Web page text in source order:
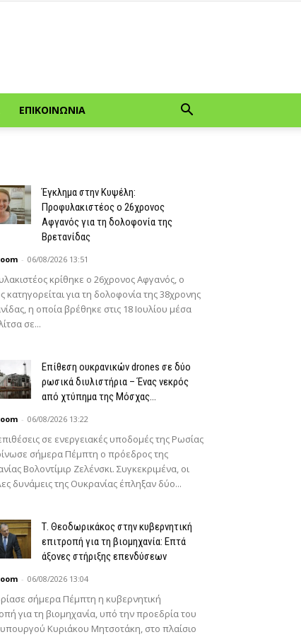
ΕΠΙΚΟΙΝΩΝΊΑ
Έγκλημα στην Κυψέλη:
Προφυλακιστέος ο 26χρονος
Αφγανός για τη δολοφονία της
Βρετανίδας
- 06/08/2026 13:51
κρίθηκε ο 26χρονος Αφγανός, ο
κατηγορείται για τη δολοφονία της 38χρονης
η οποία βρέθηκε στις 18 Ιουλίου μέσα
σε...
Επίθεση ουκρανικών drones σε δύο
ρωσικά διυλιστήρια – Ένας νεκρός
από χτύπημα της Μόσχας...
- 06/08/2026 13:22
σε ενεργειακές υποδομές της Ρωσίας
σήμερα Πέμπτη ο πρόεδρος της
Βολοντίμιρ Ζελένσκι. Συγκεκριμένα, οι
δυνάμεις της Ουκρανίας έπληξαν δύο...
Τ. Θεοδωρικάκος στην κυβερνητική
επιτροπή για τη βιομηχανία: Επτά
άξονες στήριξης επενδύσεων
- 06/08/2026 13:04
σήμερα Πέμπτη η κυβερνητική
για τη βιομηχανία, υπό την προεδρία του
Κυριάκου Μητσοτάκη, στο πλαίσιο